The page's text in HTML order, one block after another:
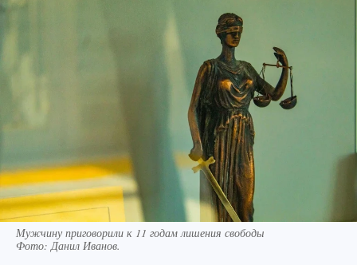
Мужчину приговорили к 11 годам лишения свободы
Фото: Данил Иванов.